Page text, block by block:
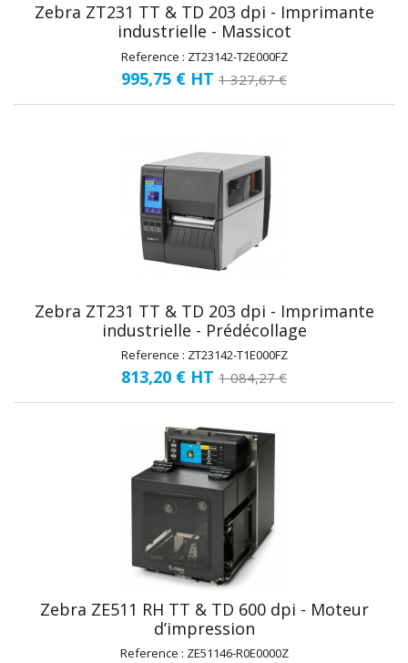
Zebra ZT231 TT & TD 203 dpi - Imprimante
industrielle - Massicot
Reference : ZT23142-T2E000FZ
995,75 € HT 1 327,67 €
Zebra ZT231 TT & TD 203 dpi - Imprimante
industrielle - Prédécollage
Reference : ZT23142-T1E000FZ
813,20 € HT 1 084,27 €
Zebra ZE511 RH TT & TD 600 dpi - Moteur
d’impression
Reference : ZE51146-R0E0000Z